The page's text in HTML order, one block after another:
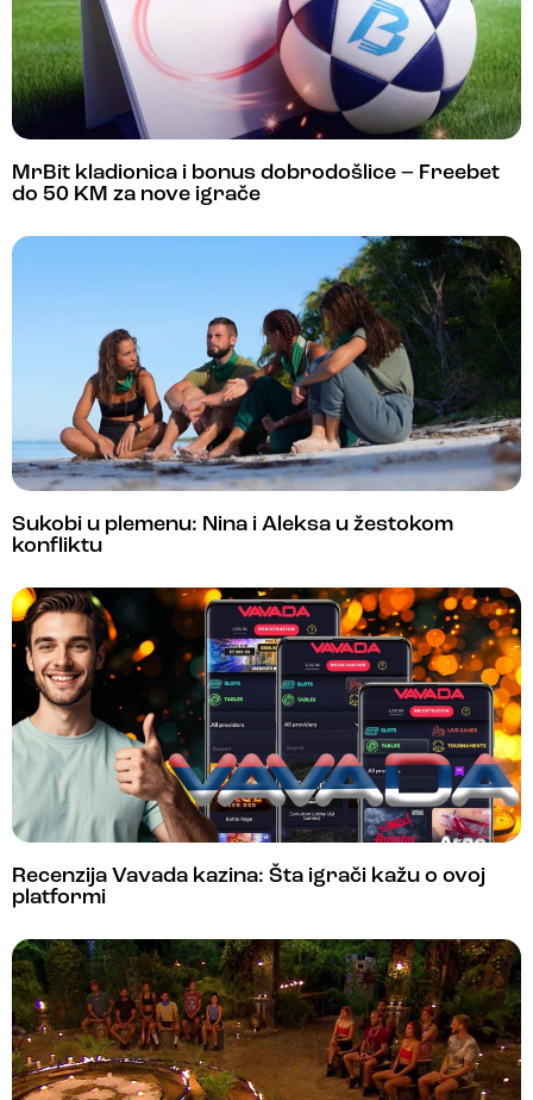
MrBit kladionica i bonus dobrodošlice – Freebet
do 50 KM za nove igrače
Sukobi u plemenu: Nina i Aleksa u žestokom
konfliktu
Recenzija Vavada kazina: Šta igrači kažu o ovoj
platformi